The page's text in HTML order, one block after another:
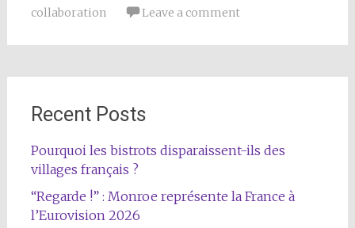
collaboration
Leave a comment
Recent Posts
Pourquoi les bistrots disparaissent-ils des
villages français ?
“Regarde !” : Monroe représente la France à
l’Eurovision 2026